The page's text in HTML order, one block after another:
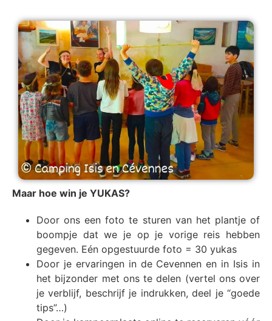
Maar hoe win je YUKAS?
Door ons een foto te sturen van het plantje of
boompje dat we je op je vorige reis hebben
gegeven. Eén opgestuurde foto = 30 yukas
Door je ervaringen in de Cevennen en in Isis in
het bijzonder met ons te delen (vertel ons over
je verblijf, beschrijf je indrukken, deel je “goede
tips”…)